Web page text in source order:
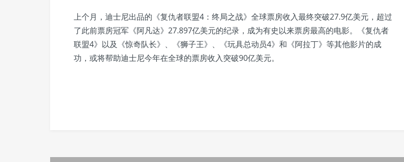
上个月，迪士尼出品的《复仇者联盟4：终局之战》全球票房收入最终突破27.9亿美元，超过
了此前票房冠军《阿凡达》27.897亿美元的纪录，成为有史以来票房最高的电影。《复仇者
联盟4》以及《惊奇队长》、《狮子王》、《玩具总动员4》和《阿拉丁》等其他影片的成
功，或将帮助迪士尼今年在全球的票房收入突破90亿美元。